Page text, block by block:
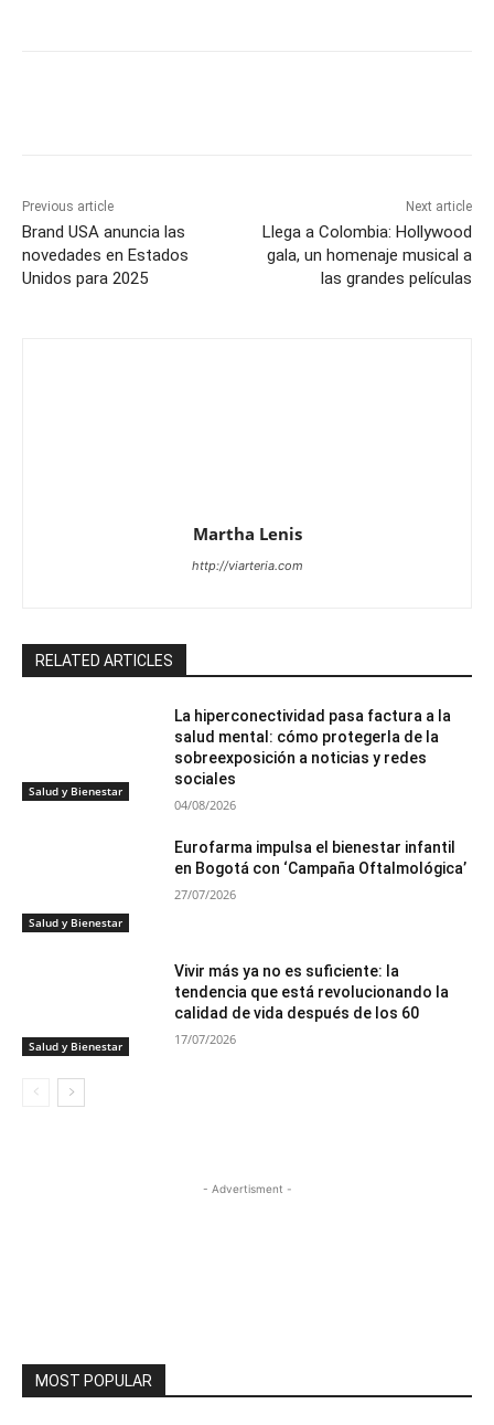
Previous article
Brand USA anuncia las
novedades en Estados
Unidos para 2025
Next article
Llega a Colombia: Hollywood
gala, un homenaje musical a
las grandes películas
Martha Lenis
http://viarteria.com
RELATED ARTICLES
Salud y Bienestar
La hiperconectividad pasa factura a la
salud mental: cómo protegerla de la
sobreexposición a noticias y redes
sociales
04/08/2026
Salud y Bienestar
Eurofarma impulsa el bienestar infantil
en Bogotá con ‘Campaña Oftalmológica’
27/07/2026
Salud y Bienestar
Vivir más ya no es suficiente: la
tendencia que está revolucionando la
calidad de vida después de los 60
17/07/2026
- Advertisment -
MOST POPULAR